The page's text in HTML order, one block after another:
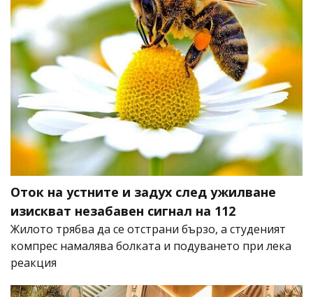
Оток на устните и задух след ужилване
изискват незабавен сигнал на 112
Жилото трябва да се отстрани бързо, а студеният
компрес намалява болката и подуването при лека
реакция